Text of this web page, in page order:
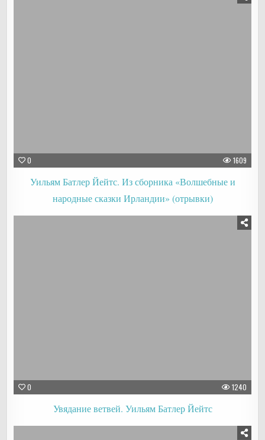
0 1609
Уильям Батлер Йейтс. Из сборника «Волшебные и
народные сказки Ирландии» (отрывки)
0 1240
Увядание ветвей. Уильям Батлер Йейтс